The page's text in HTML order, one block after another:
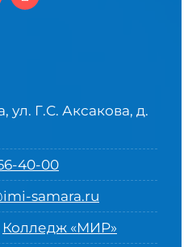
ул. Г.С. Аксакова, д.
40-00
samara.ru
Колледж «МИР»